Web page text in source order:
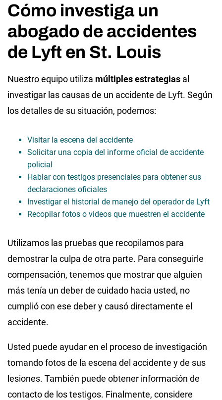
Cómo investiga un
abogado de accidentes
de Lyft en St. Louis
Nuestro equipo utiliza múltiples estrategias al
investigar las causas de un accidente de Lyft. Según
los detalles de su situación, podemos:
Visitar la escena del accidente
Solicitar una copia del informe oficial de accidente
policial
Hablar con testigos presenciales para obtener sus
declaraciones oficiales
Investigar el historial de manejo del operador de Lyft
Recopilar fotos o videos que muestren el accidente
Utilizamos las pruebas que recopilamos para
demostrar la culpa de otra parte. Para conseguirle
compensación, tenemos que mostrar que alguien
más tenía un deber de cuidado hacia usted, no
cumplió con ese deber y causó directamente el
accidente.
Usted puede ayudar en el proceso de investigación
tomando fotos de la escena del accidente y de sus
lesiones. También puede obtener información de
contacto de los testigos. Finalmente, considere